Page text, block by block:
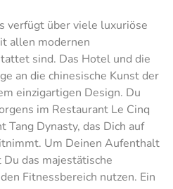
verfügt über viele luxuriöse
allen modernen
sind. Das Hotel und die
an die chinesische Kunst der
einzigartigen Design. Du
im Restaurant Le Cinq
Tang Dynasty, das Dich auf
Um Deinen Aufenthalt
das majestätische
Fitnessbereich nutzen. Ein